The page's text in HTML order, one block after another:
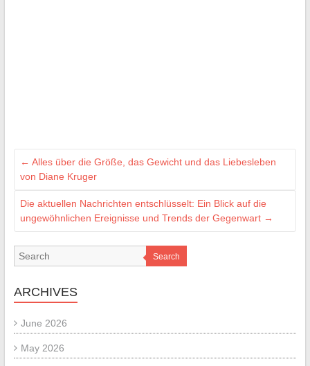
← Alles über die Größe, das Gewicht und das Liebesleben
von Diane Kruger
Die aktuellen Nachrichten entschlüsselt: Ein Blick auf die
ungewöhnlichen Ereignisse und Trends der Gegenwart →
Search
ARCHIVES
June 2026
May 2026